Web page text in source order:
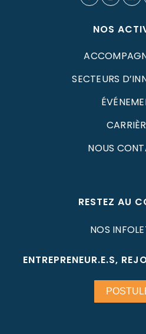
NOS
SECTEURS
NOUS
RESTEZ AU
NOS
ENTREPRENEUR.E.S,